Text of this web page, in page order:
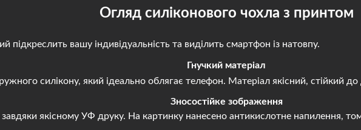
Огляд силіконового чохла з принтом
вашу індивідуальність та виділить смартфон із натовпу.
Гнучкий матеріал
силікону, який ідеально облягає телефон. Матеріал якісний, стійкий
Зносостійке зображення
якісному УФ друку. На картинку нанесено антикислотне напилення,